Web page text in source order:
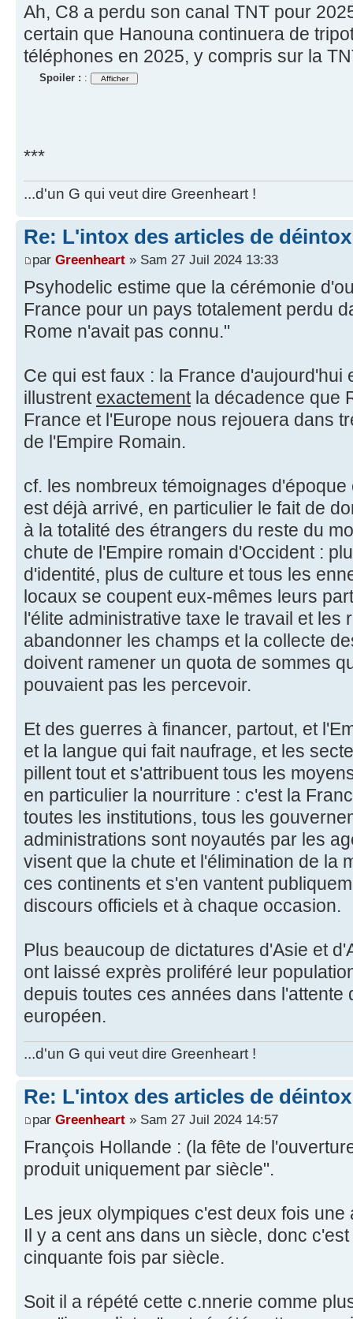
Ah, C8 a perdu son canal TNT pour
certain que Hanouna continuera de
téléphones en 2025, y compris sur la
Spoiler : :
***
...d'un G qui veut dire Greenheart !
Re: L'intox des articles de
par Greenheart » Sam 27 Juil 2024 13:33
Psyhodelic estime que la cérémonie
France pour un pays totalement perdu
Rome n'avait pas connu."
Ce qui est faux : la France d'aujourd'hui
illustrent exactementla décadence que
France et l'Europe nous rejouera dans
de l'Empire Romain.
cf. les nombreux témoignages d'époque
est déjà arrivé, en particulier le fait de
à la totalité des étrangers du reste du
chute de l'Empire romain d'Occident :
d'identité, plus de culture et tous les
locaux se coupent eux-mêmes leurs
l'élite administrative taxe le travail et les
abandonner les champs et la collecte
doivent ramener un quota de sommes
pouvaient pas les percevoir.
Et des guerres à financer, partout, et
et la langue qui fait naufrage, et les
pillent tout et s'attribuent tous les
en particulier la nourriture : c'est la
toutes les institutions, tous les
administrations sont noyautés par les
visent que la chute et l'élimination de la
ces continents et s'en vantent
discours officiels et à chaque occasion.
Plus beaucoup de dictatures d'Asie et
ont laissé exprès proliféré leur
depuis toutes ces années dans l'attente
européen.
...d'un G qui veut dire Greenheart !
Re: L'intox des articles de
par Greenheart » Sam 27 Juil 2024 14:57
François Hollande : (la fête de
produit uniquement par siècle".
Les jeux olympiques c'est deux fois une
Il y a cent ans dans un siècle, donc
cinquante fois par siècle.
Soit il a répété cette c.nnerie comme